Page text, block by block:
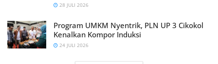
28 JULI 2026
Program UMKM Nyentrik, PLN UP 3 Cikokol
Kenalkan Kompor Induksi
24 JULI 2026